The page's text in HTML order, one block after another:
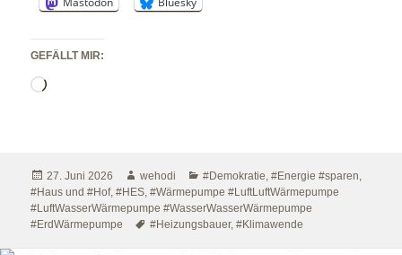
GEFÄLLT MIR:
Wird
Veröffentlicht
am
27. Juni 2026 Autor
wehodi Kategorien
#Demokratie,#Energie #sparen,
#Haus und #Hof,#HES,#Wärmepumpe #LuftLuftWärmepumpe
#LuftWasserWärmepumpe #WasserWasserWärmepumpe
#ErdWärmepumpe
Schlagwörter
#Heizungsbauer,#Klimawende